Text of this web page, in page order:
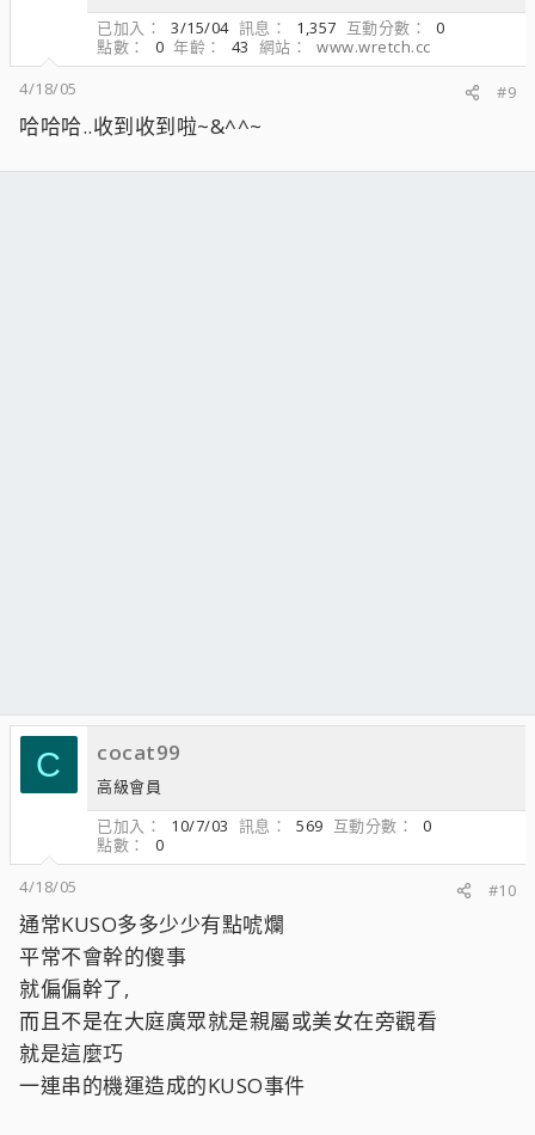
已加入
3/15/04 訊息 1,357 互動分數
0
點數
0 年齡 43 網站
www.wretch.cc
4/18/05
#9
哈哈哈..收到收到啦~&^^~
C cocat99
高級會員
已加入
10/7/03 訊息 569 互動分數
0
點數
0
4/18/05
#10
通常KUSO多多少少有點唬爛
平常不會幹的傻事
就偏偏幹了,
而且不是在大庭廣眾就是親屬或美女在旁觀看
就是這麼巧
一連串的機運造成的KUSO事件